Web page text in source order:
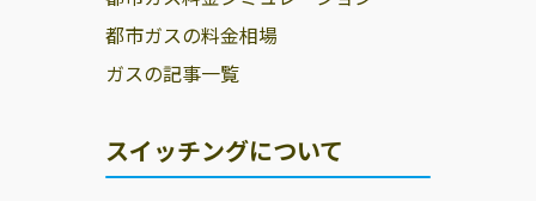
都市ガスの料金相場
ガスの記事一覧
スイッチングについて